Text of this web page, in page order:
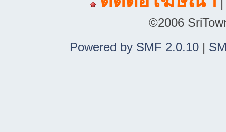
©2006
Powered by SMF 2.0.10|